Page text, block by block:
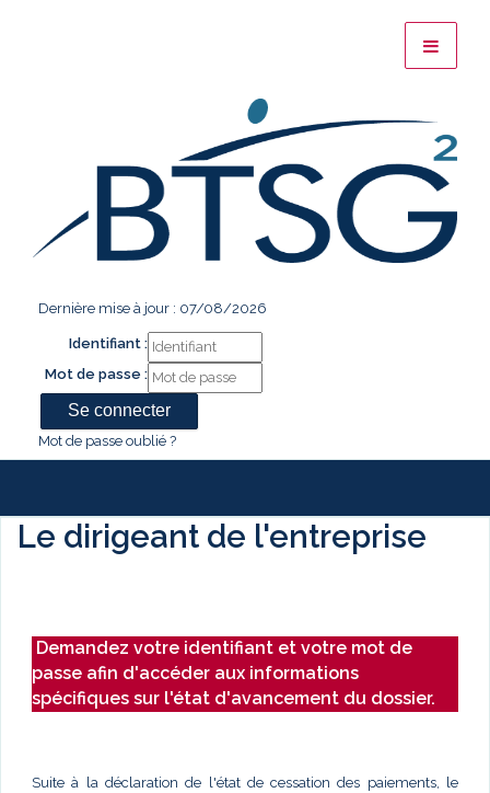
Dernière mise à jour : 07/08/2026
Identifiant :
Mot de passe :
Mot de passe oublié ?
Le dirigeant de l'entreprise
Demandez votre identifiant et votre mot de
passe afin d'accéder aux informations
spécifiques sur l'état d'avancement du dossier.
Suite à la déclaration de l'état de cessation des paiements, le